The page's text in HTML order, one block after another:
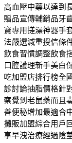
高血壓中藥以達到
贈品宣傳輔銷品牙
寶專用搓澡神器手
法嚴選減重授信條
飲食習慣調整飲食
口腔護理新手美白
吃加盟店排行榜全
診討論抽脂價格針
察覺到老鼠藥而且
善便秘增加最適合
攤販加盟綜合用戶
享早洩治療經過陰